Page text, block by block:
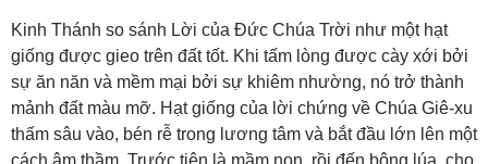
Kinh Thánh so sánh Lời của Đức Chúa Trời như một hạt
giống được gieo trên đất tốt. Khi tấm lòng được cày xới bởi
sự ăn năn và mềm mại bởi sự khiêm nhường, nó trở thành
mảnh đất màu mỡ. Hạt giống của lời chứng về Chúa Giê-xu
thấm sâu vào, bén rễ trong lương tâm và bắt đầu lớn lên một